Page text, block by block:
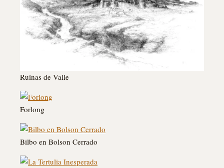
Ruinas de Valle
Forlong
Bilbo en Bolson Cerrado